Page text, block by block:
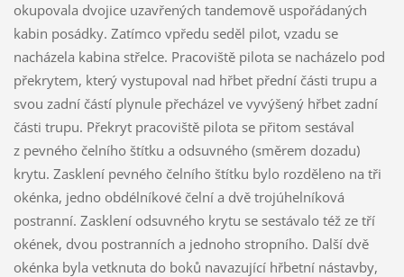
okupovala dvojice uzavřených tandemově uspořádaných
kabin posádky. Zatímco vpředu seděl pilot, vzadu se
nacházela kabina střelce. Pracoviště pilota se nacházelo pod
překrytem, který vystupoval nad hřbet přední části trupu a
svou zadní částí plynule přecházel ve vyvýšený hřbet zadní
části trupu. Překryt pracoviště pilota se přitom sestával
z pevného čelního štítku a odsuvného (směrem dozadu)
krytu. Zasklení pevného čelního štítku bylo rozděleno na tři
okénka, jedno obdélníkové čelní a dvě trojúhelníková
postranní. Zasklení odsuvného krytu se sestávalo též ze tří
okének, dvou postranních a jednoho stropního. Další dvě
okénka byla vetknuta do boků navazující hřbetní nástavby,